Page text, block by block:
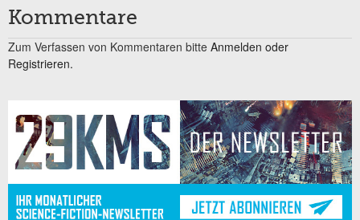
Kommentare
Zum Verfassen von Kommentaren bitte Anmelden oder
Registrieren.